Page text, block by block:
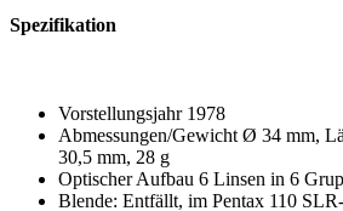
Spezifikation
Vorstellungsjahr 1978
Abmessungen/Gewicht Ø 34 mm,
30,5 mm, 28 g
Optischer Aufbau 6 Linsen in 6
Blende: Entfällt, im Pentax 110